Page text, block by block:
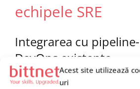
Acest site utilizează
uri
echipele SRE
Integrarea cu
DevOps existente
Adoptarea observabilitatii bazate pe